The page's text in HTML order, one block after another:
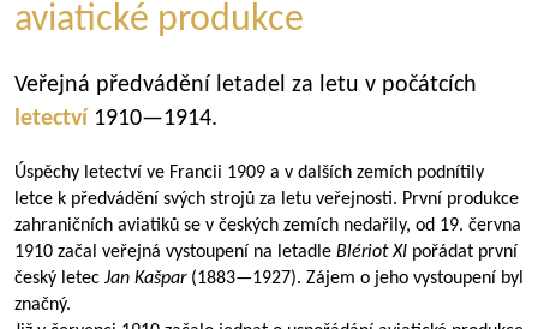
aviatické produkce
Veřejná předvádění letadel za letu v počátcích
letectví 1910—1914.
Úspěchy letectví ve Francii 1909 a v dalších zemích podnítily
letce k předvádění svých strojů za letu veřejnosti. První produkce
zahraničních aviatiků se v českých zemích nedařily, od 19. června
1910 začal veřejná vystoupení na letadle Blériot XI pořádat první
český letec Jan Kašpar(1883—1927). Zájem o jeho vystoupení byl
značný.